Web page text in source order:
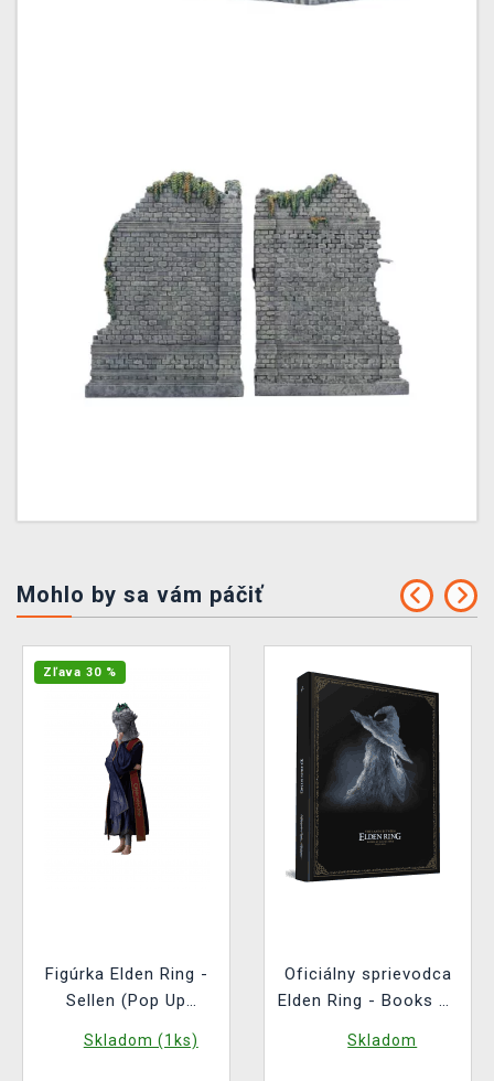
Mohlo by sa vám páčiť
Zľava 30 %
Figúrka Elden Ring -
Sellen (Pop Up
Skladom (1ks)
Oficiálny sprievodca
Elden Ring - Books of
Lands Between
Skladom